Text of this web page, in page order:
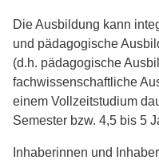
Die Ausbildung kann
und pädagogische
(d.h. pädagogische
fachwissenschaftliche
einem Vollzeitstudium
Semester bzw. 4,5 bis 5
Inhaberinnen und